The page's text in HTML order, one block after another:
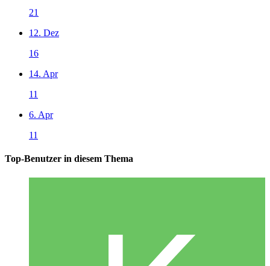
21
12. Dez
16
14. Apr
11
6. Apr
11
Top-Benutzer in diesem Thema